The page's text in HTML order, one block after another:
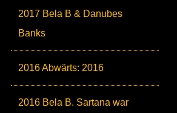
2017 Bela B & Danubes
Banks
2016 Abwärts: 2016
2016 Bela B. Sartana war